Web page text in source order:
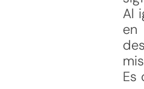
Al
en
Es